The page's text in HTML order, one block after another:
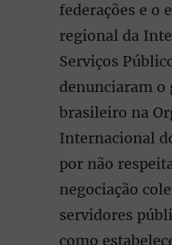
federações e o
regional da
Serviços
denunciaram o
brasileiro na
Internacional
por não
negociação
servidores
como